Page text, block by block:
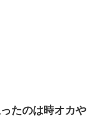
たのは時オカや